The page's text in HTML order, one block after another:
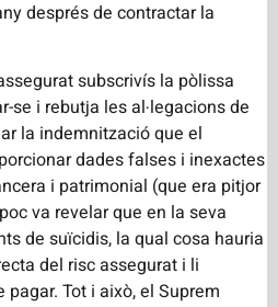
després de contractar la
subscrivís la pòlissa
se i rebutja les al·legacions de
la indemnització que el
dades falses i inexactes
i patrimonial (que era pitjor
va revelar que en la seva
de suïcidis, la qual cosa hauria
del risc assegurat i li
Tot i això, el Suprem